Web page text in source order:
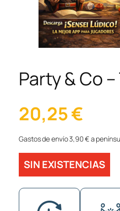
Party & Co
20,25€
Gastos de envío 3,90 € a
SIN EXISTENCIAS